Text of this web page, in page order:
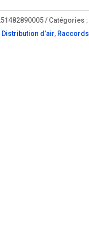
Catégories :
Distribution d’air, Raccords